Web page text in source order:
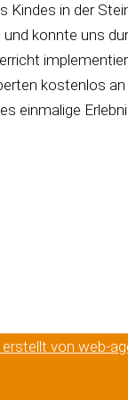
Kindes in der
konnte uns
kostenlos
einmalige
von web-